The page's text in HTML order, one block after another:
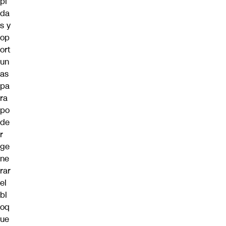
da
s y
op
ort
un
as
pa
ra
po
de
r
ge
ne
rar
el
bl
oq
ue